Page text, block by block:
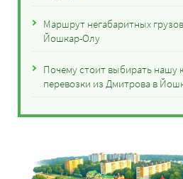
Маршрут негабаритных
Йошкар-Олу
Почему стоит выбирать нашу
перевозки из Дмитрова в